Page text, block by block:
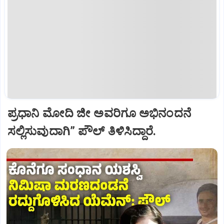
ಪ್ರಧಾನಿ ಮೋದಿ ಜೀ ಅವರಿಗೂ ಅಭಿನಂದನೆ
ಸಲ್ಲಿಸುವುದಾಗಿ” ಪೌಲ್‌ ತಿಳಿಸಿದ್ದಾರೆ.